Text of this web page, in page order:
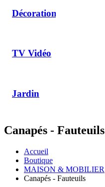
Décoration
TV Vidéo
Jardin
Canapés - Fauteuils
Accueil
Boutique
MAISON & MOBILIER
Canapés - Fauteuils